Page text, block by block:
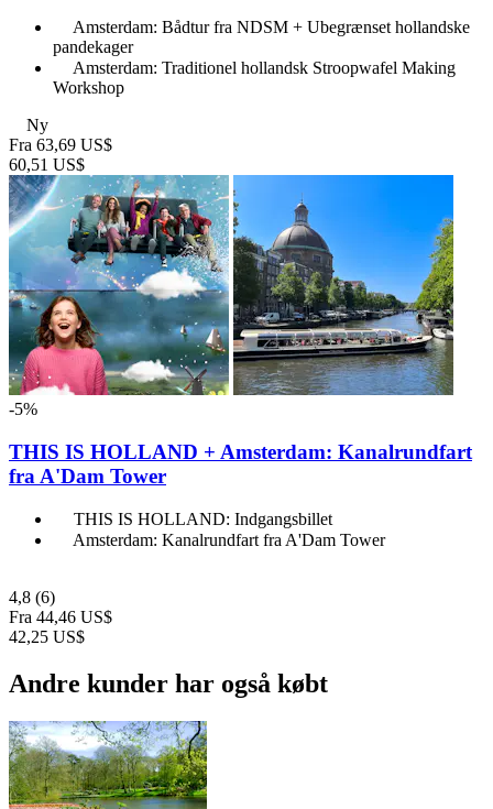
Amsterdam: Bådtur fra NDSM + Ubegrænset hollandske
pandekager
Amsterdam: Traditionel hollandsk Stroopwafel Making
Workshop
Ny
Fra 63,69 US$
60,51 US$
-5%
THIS IS HOLLAND + Amsterdam: Kanalrundfart
fra A'Dam Tower
THIS IS HOLLAND: Indgangsbillet
Amsterdam: Kanalrundfart fra A'Dam Tower
4,8 (6)
Fra 44,46 US$
42,25 US$
Andre kunder har også købt